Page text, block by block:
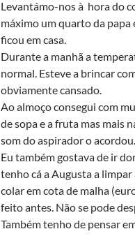
Levantámo-nos à hora do
máximo um quarto da
ficou em casa.
Durante a manhã a
normal. Esteve a brincar
obviamente cansado.
Ao almoço consegui com
de sopa e a fruta mas mais
som do aspirador o acordou.
Eu também gostava de ir
tenho cá a Augusta a limpar
colar em cota de malha
feito antes. Não se pode
Também tenho de pensar